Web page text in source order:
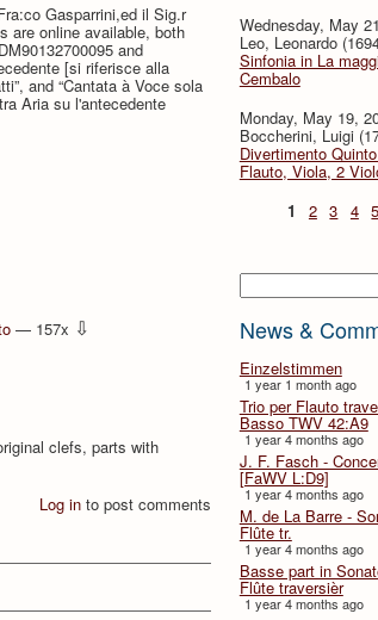
Wednesday, May
Leo, Leonardo
Sinfonia in La
Cembalo
Monday, May 19,
Boccherini, Luigi
Divertimento
Flauto, Viola, 2
1
2 3 4 5
Search
News &
Einzelstimmen
1 year 1 month ago
Trio per Flauto
Basso TWV 42:A9
1 year 4 months ago
J. F. Fasch -
[FaWV L:D9]
1 year 4 months ago
M. de La Barre -
Flûte tr.
1 year 4 months ago
Basse part in
Flûte traversièr
1 year 4 months ago
Gasparrini,ed il Sig.r
are online available, both
and
[si riferisce alla
and “Cantata à Voce sola
Aria su l'antecedente
— 157x ⇩
clefs, parts with
Log in to post comments